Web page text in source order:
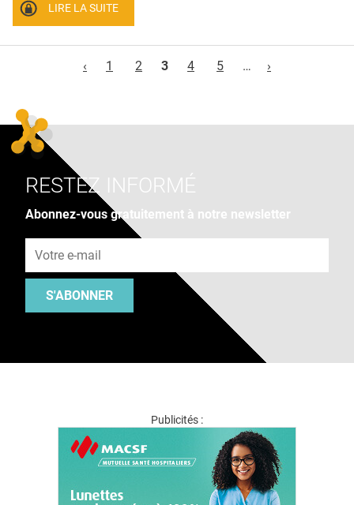
LIRE LA SUITE
‹
1 2 3 4 5 … ›
RESTEZ INFORMÉ
Abonnez-vous gratuitement à notre newsletter
S'ABONNER
Publicités :